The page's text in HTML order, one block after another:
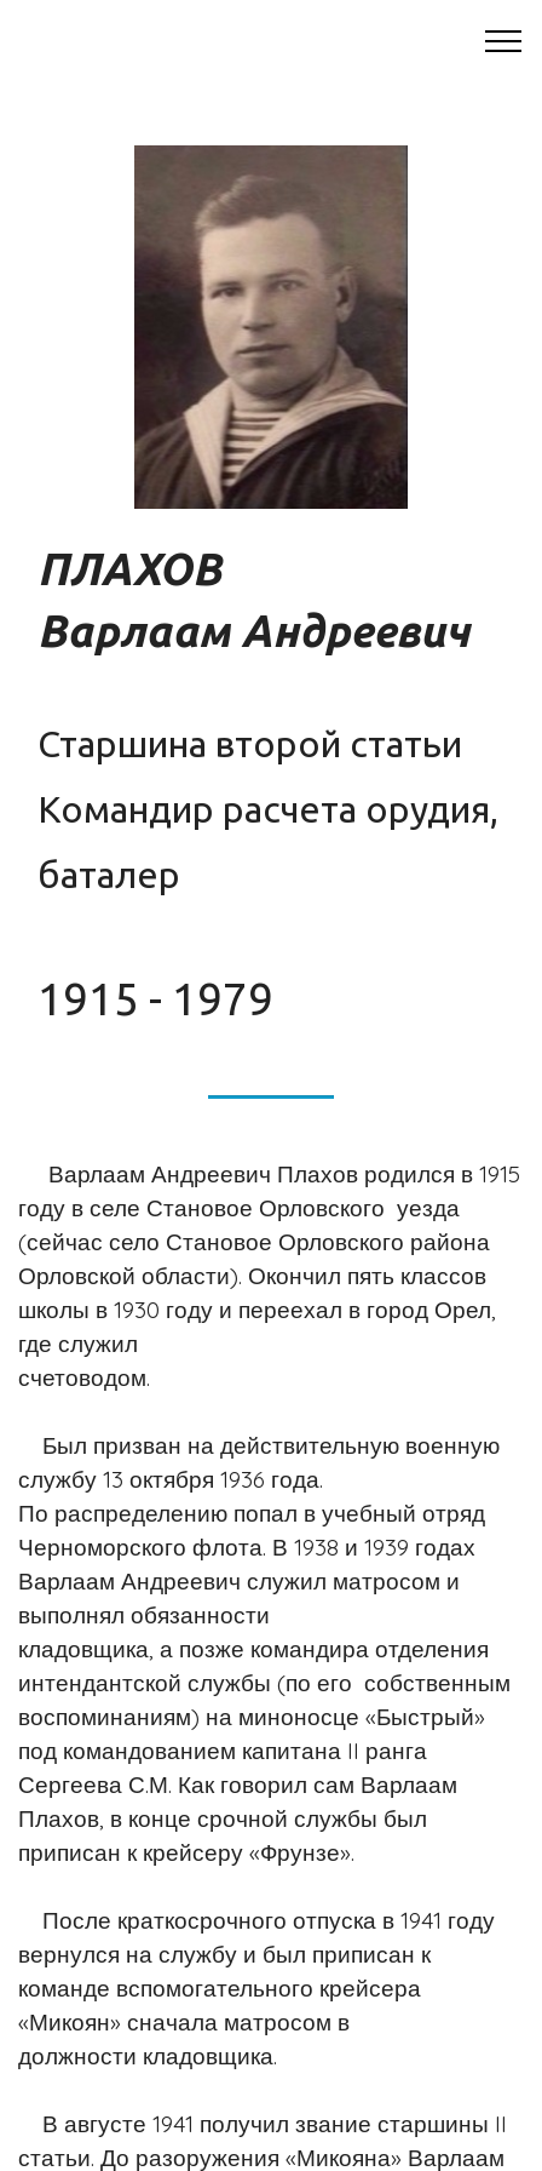
ПЛАХОВ
Варлаам Андреевич
Старшина второй статьи
Командир расчета орудия,
баталер
1915 - 1979
Варлаам Андреевич Плахов родился в 1915
году в селе Становое Орловского уезда
(сейчас село Становое Орловского района
Орловской области). Окончил пять классов
школы в 1930 году и переехал в город Орел,
где служил
счетоводом.
Был призван на действительную военную
службу 13 октября 1936 года.
По распределению попал в учебный отряд
Черноморского флота. В 1938 и 1939 годах
Варлаам Андреевич служил матросом и
выполнял обязанности
кладовщика, а позже командира отделения
интендантской службы (по его собственным
воспоминаниям) на миноносце «Быстрый»
под командованием капитана II ранга
Сергеева С.М. Как говорил сам Варлаам
Плахов, в конце срочной службы был
приписан к крейсеру «Фрунзе».
После краткосрочного отпуска в 1941 году
вернулся на службу и был приписан к
команде вспомогательного крейсера
«Микоян» сначала матросом в
должности кладовщика.
В августе 1941 получил звание старшины II
статьи. До разоружения «Микояна» Варлаам